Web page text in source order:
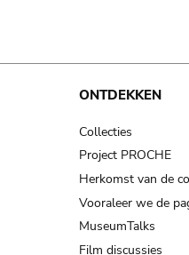
ONTDEKKEN
Collecties
Project PROCHE
Herkomst van de
Vooraleer we de
MuseumTalks
Film discussies